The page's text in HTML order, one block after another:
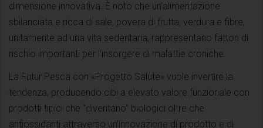
dimensione innovativa. È noto che un’alimentazione
sbilanciata e ricca di sale, povera di frutta, verdura e fibre,
unitamente ad una vita sedentaria, rappresentano fattori di
rischio importanti per l’insorgere di malattie croniche.
La Futur Pesca con «Progetto Salute» vuole invertire la
tendenza, producendo cibi a elevato valore funzionale con
prodotti tipici che “diventano” biologici oltre che
antiossidanti attraverso un’innovazione di prodotto e di